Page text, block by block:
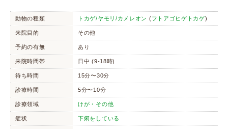
動物の種類 トカゲ/ヤモリ/カメレオン (フトアゴヒゲトカゲ)
来院目的 その他
予約の有無 あり
来院時間帯 日中 (9-18時)
待ち時間 15分〜30分
診療時間 5分〜10分
診療領域 けが・その他
症状 下痢をしている